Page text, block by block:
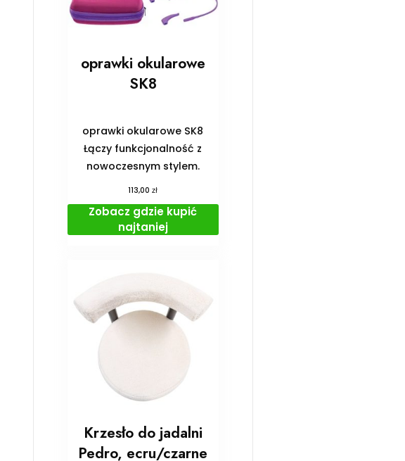
oprawki okularowe
SK8
oprawki okularowe SK8
Łączy funkcjonalność z
nowoczesnym stylem.
113,00zł
Zobacz gdzie kupić
najtaniej
Krzesło do jadalni
Pedro, ecru/czarne